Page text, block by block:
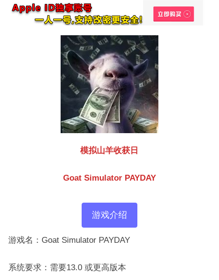
模拟山羊收获日
Goat Simulator PAYDAY
游戏介绍
游戏名：Goat Simulator PAYDAY
系统要求：需要13.0 或更高版本